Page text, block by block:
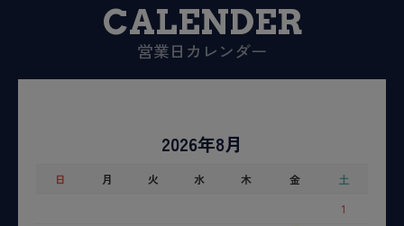
CALENDER
営業日カレンダー
2026年8月
日 月 火 水 木 金
土
1